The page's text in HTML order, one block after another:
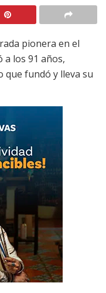
pionera en el
a los 91 años,
fundó y lleva su